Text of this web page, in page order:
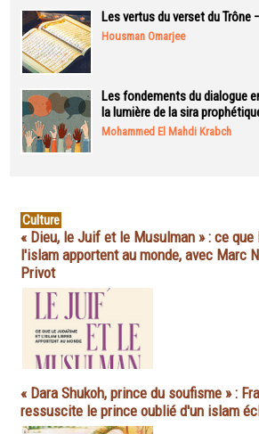
Les vertus du verset du Trône
Housman Omarjee
Les fondements du dialogue
la lumière de la sira
Mohammed El Mahdi Krabch
Culture
« Dieu, le Juif et le Musulman » : ce
l'islam apportent au monde, avec Marc
Privot
« Dara Shukoh, prince du soufisme » :
ressuscite le prince oublié d'un islam